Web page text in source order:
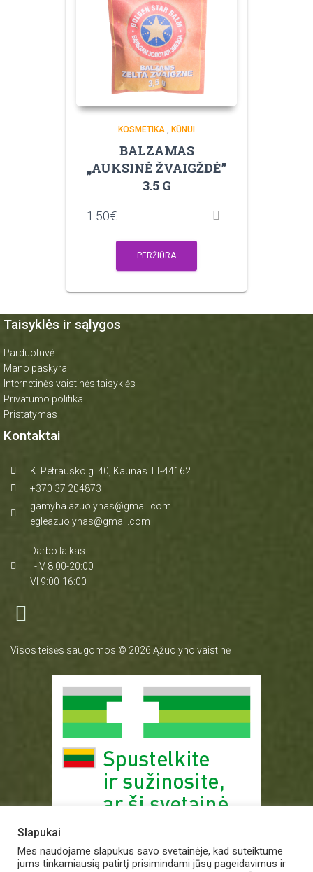
KOSMETIKA , KŪNUI
BALZAMAS
„AUKSINĖ ŽVAIGŽDĖ”
3.5 G
1.50€
PERŽIŪRA
Taisyklės ir sąlygos
Parduotuvė
Mano paskyra
Internetinės vaistinės taisyklės
Privatumo politika
Pristatymas
Kontaktai
K. Petrausko g. 40, Kaunas. LT-44162
+370 37 204873
gamyba.azuolynas@gmail.com
egleazuolynas@gmail.com
Darbo laikas:
I - V 8:00-20:00
VI 9:00-16:00
Visos teisės saugomos © 2026 Ąžuolyno vaistinė
Slapukai
Mes naudojame slapukus savo svetainėje, kad suteiktume
jums tinkamiausią patirtį prisimindami jūsų pageidavimus ir